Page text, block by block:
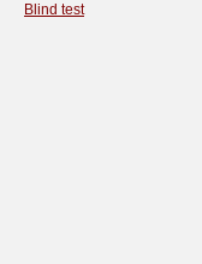
Blind test